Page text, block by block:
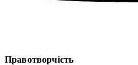
Правотворчість